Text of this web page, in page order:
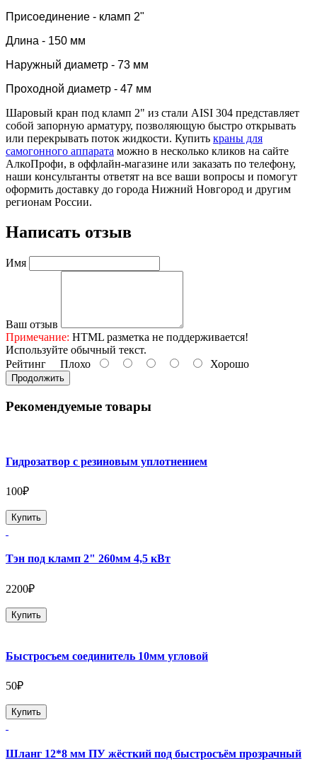
Присоединение - кламп 2"
Длина - 150 мм
Наружный диаметр - 73 мм
Проходной диаметр - 47 мм
Шаровый кран под кламп 2" из стали AISI 304 представляет
собой запорную арматуру, позволяющую быстро открывать
или перекрывать поток жидкости. Купить краны для
самогонного аппарата можно в несколько кликов на сайте
АлкоПрофи, в оффлайн-магазине или заказать по телефону,
наши консультанты ответят на все ваши вопросы и помогут
оформить доставку до города Нижний Новгород и другим
регионам России.
Написать отзыв
Имя
Ваш отзыв
Примечание: HTML разметка не поддерживается!
Используйте обычный текст.
Рейтинг Плохо Хорошо
Продолжить
Рекомендуемые товары
Гидрозатвор с резиновым уплотнением
100₽
Купить
Тэн под кламп 2" 260мм 4,5 кВт
2200₽
Купить
Быстросъем соединитель 10мм угловой
50₽
Купить
Шланг 12*8 мм ПУ жёсткий под быстросъём прозрачный